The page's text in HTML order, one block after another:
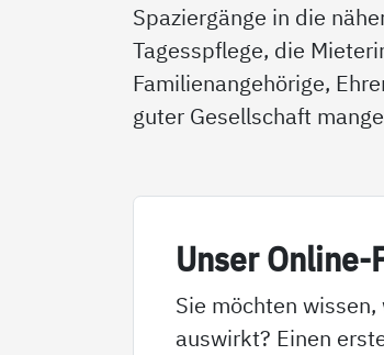
Spaziergänge in die
Tagesspflege, die
Familienangehörige,
guter Gesellschaft
Un­ser
Sie möchten
auswirkt? Einen